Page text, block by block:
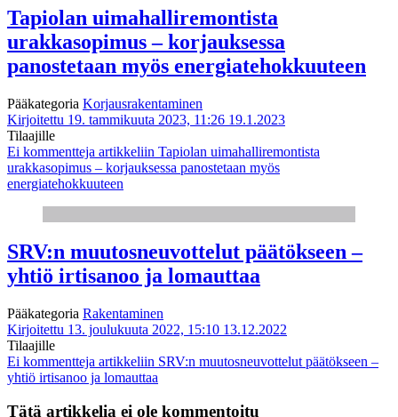
Tapiolan uimahalliremontista
urakkasopimus – korjauksessa
panostetaan myös energiatehokkuuteen
Pääkategoria Korjausrakentaminen
Kirjoitettu 19. tammikuuta 2023, 11:26 19.1.2023
Tilaajille
Ei kommentteja artikkeliin Tapiolan uimahalliremontista
urakkasopimus – korjauksessa panostetaan myös
energiatehokkuuteen
SRV:n muutosneuvottelut päätökseen –
yhtiö irtisanoo ja lomauttaa
Pääkategoria Rakentaminen
Kirjoitettu 13. joulukuuta 2022, 15:10 13.12.2022
Tilaajille
Ei kommentteja artikkeliin SRV:n muutosneuvottelut päätökseen –
yhtiö irtisanoo ja lomauttaa
Tätä artikkelia ei ole kommentoitu